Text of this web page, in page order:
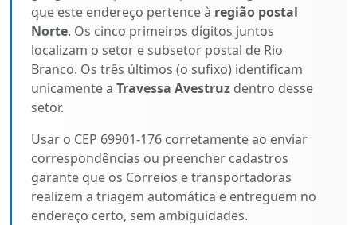
que este endereço pertence à região postal
Norte. Os cinco primeiros dígitos juntos
localizam o setor e subsetor postal de Rio
Branco. Os três últimos (o sufixo) identificam
unicamente a Travessa Avestruz dentro desse
setor.
Usar o CEP 69901-176 corretamente ao enviar
correspondências ou preencher cadastros
garante que os Correios e transportadoras
realizem a triagem automática e entreguem no
endereço certo, sem ambiguidades.